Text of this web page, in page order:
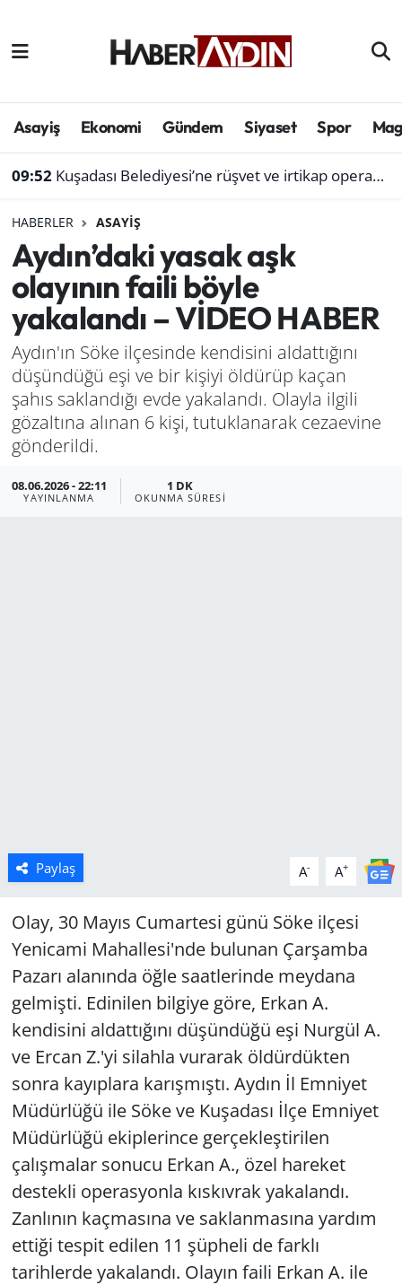
Asayiş Ekonomi Gündem Siyaset Spor
09:52 Kuşadası Belediyesi’ne rüşvet ve irtikap operasyonu: 3 ilde 15 gözaltı, işte tam liste
HABERLER ASAYIŞ
Aydın’daki yasak aşk
olayının faili böyle
yakalandı – VİDEO HABER
Aydın'ın Söke ilçesinde kendisini aldattığını
düşündüğü eşi ve bir kişiyi öldürüp kaçan
şahıs saklandığı evde yakalandı. Olayla ilgili
gözaltına alınan 6 kişi, tutuklanarak cezaevine
gönderildi.
08.06.2026 - 22:11
YAYINLANMA
1 DK
OKUNMA SÜRESI
Paylaş A- A+
Olay, 30 Mayıs Cumartesi günü Söke ilçesi
Yenicami Mahallesi'nde bulunan Çarşamba
Pazarı alanında öğle saatlerinde meydana
gelmişti. Edinilen bilgiye göre, Erkan A.
kendisini aldattığını düşündüğü eşi Nurgül A.
ve Ercan Z.'yi silahla vurarak öldürdükten
sonra kayıplara karışmıştı. Aydın İl Emniyet
Müdürlüğü ile Söke ve Kuşadası İlçe Emniyet
Müdürlüğü ekiplerince gerçekleştirilen
çalışmalar sonucu Erkan A., özel hareket
destekli operasyonla kıskıvrak yakalandı.
Zanlının kaçmasına ve saklanmasına yardım
ettiği tespit edilen 11 şüpheli de farklı
tarihlerde yakalandı. Olayın faili Erkan A. ile
Afyonkarahisar
Çevre
Genel
Haber
Izmir
Kütahya
Manisa
Muğla
Aydın Hava Durumu
Süper Lig Puan Durumu ve Fikstür
Son Dakika Haberleri
Haber Arşivi